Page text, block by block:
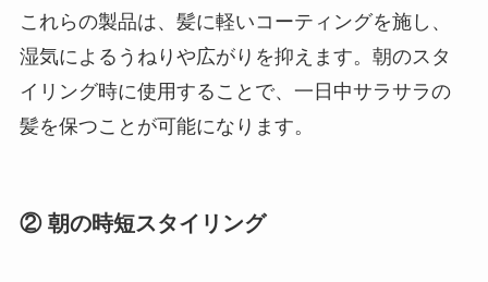
これらの製品は、髪に軽いコーティングを施し、
湿気によるうねりや広がりを抑えます。朝のスタ
イリング時に使用することで、一日中サラサラの
髪を保つことが可能になります。
② 朝の時短スタイリング